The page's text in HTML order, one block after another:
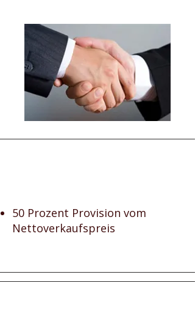
50 Prozent Provision vom
Nettoverkaufspreis